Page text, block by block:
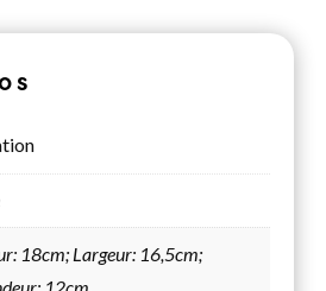
18cm; Largeur: 16,5cm;